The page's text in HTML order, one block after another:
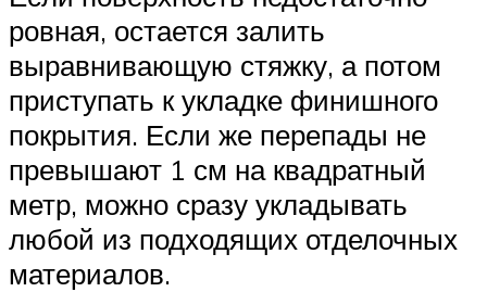
ровная, остается залить
выравнивающую стяжку, а потом
приступать к укладке финишного
покрытия. Если же перепады не
превышают 1 см на квадратный
метр, можно сразу укладывать
любой из подходящих отделочных
материалов.